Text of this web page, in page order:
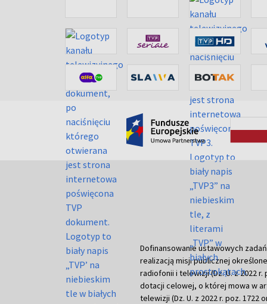
Dofinansowanie ustawowych
realizacją misji publicznej
radiofonii i telewizji (Dz. U. z 2022
dotacji celowej, o której mowa w
telewizji (Dz. U. z 2022 r. poz. 1722